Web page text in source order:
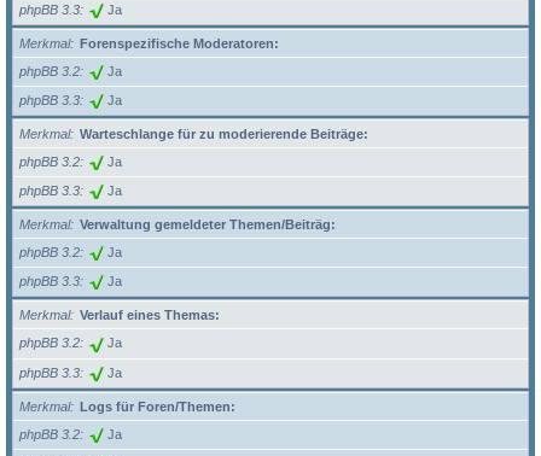
phpBB 3.3 Ja
Merkmal
Forenspezifische Moderatoren:
phpBB 3.2
Ja
phpBB 3.3 Ja
Merkmal
Warteschlange für zu moderierende Beiträge:
phpBB 3.2
Ja
phpBB 3.3 Ja
Merkmal
Verwaltung gemeldeter Themen/Beiträg:
phpBB 3.2
Ja
phpBB 3.3 Ja
Merkmal
Verlauf eines Themas:
phpBB 3.2
Ja
phpBB 3.3 Ja
Merkmal
Logs für Foren/Themen:
phpBB 3.2
Ja